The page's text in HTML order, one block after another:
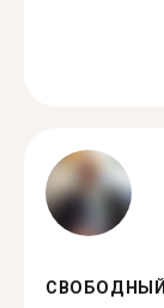
СВОБОДНЫЙ